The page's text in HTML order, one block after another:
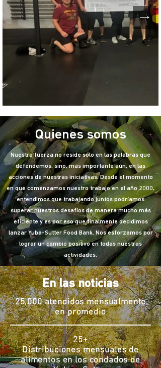
Quienes somos
Nuestra fuerza no reside sólo en las palabras que
defendemos, sino, más importante aún, en las
acciones de nuestras iniciativas. Desde el momento
en que comenzamos nuestro trabajo en el año 2000,
entendimos que trabajando juntos podríamos
superar nuestros desafíos de manera mucho más
eficiente y es por eso que finalmente decidimos
lanzar Yuba-Sutter Food Bank. Nos esforzamos por
lograr un cambio positivo en todas nuestras
actividades.
En las noticias
25,000 atendidos mensualmente
en promedio
25+
Distribuciones mensuales de
alimentos en los condados de